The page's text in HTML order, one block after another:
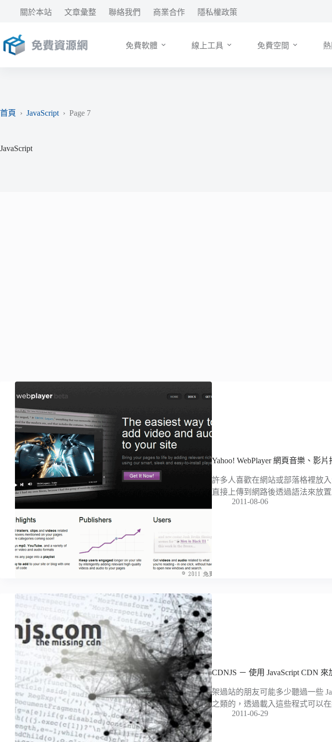
要
內
關於本站 文章彙整 聯絡我們 商業合作 隱私權政策
免費軟體 線上工具 免費空間
首頁 › JavaScript › Page 7
JavaScript
Yahoo! WebPlayer 網頁音樂、影
許多人喜歡在網站或部落格裡放
直接上傳到網路後透過語法來放
2011-08-06
CDNJS － 使用 JavaScript CDN
架過站的朋友可能多少聽過一些
之類的，透過載入這些程式可以
2011-06-29